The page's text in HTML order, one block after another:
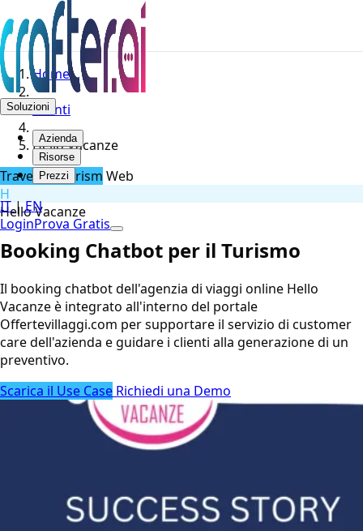
Soluzioni
Azienda
Risorse
Prezzi
IT|EN
LoginProva Gratis
Home
Clienti
Hello Vacanze
Travel & Tourism Web
H
Hello Vacanze
Booking Chatbot per il Turismo
Il booking chatbot dell'agenzia di viaggi online Hello
Vacanze è integrato all'interno del portale
Offertevillaggi.com per supportare il servizio di customer
care dell'azienda e guidare i clienti alla generazione di un
preventivo.
Scarica il Use Case Richiedi una Demo